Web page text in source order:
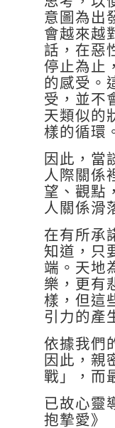
意圖為出
會越來越
話，在惡
停止為止
的感受。
受，並不
天類似的
樣的循環
因此，當
人際關係
望、觀點
人關係滑
在有所承
知道，只
端。天地
樂，更有
樣，但這
引力的產
依據我們
因此，親
戰」，而
已故心靈
抱摯愛》